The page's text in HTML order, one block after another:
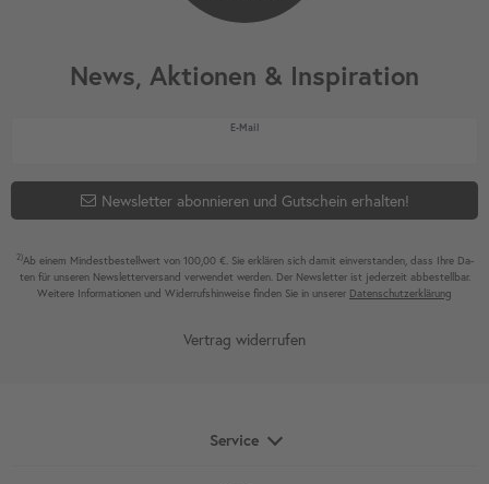
News, Aktionen & Inspiration
E-MailNewsletter Honig
Newsletter abonnieren und Gutschein erhalten!
2)Ab einem Mindest­bestell­wert von 100,00 €. Sie erklären sich damit ein­ver­standen, dass Ihre Da­
ten für unseren News­letter­versand ver­wen­det werden. Der News­letter ist jeder­zeit ab­bestel­lbar.
Weitere Infor­mationen und Wider­rufshin­weise finden Sie in unserer Daten­schutz­erklärung
Vertrag widerrufen
Service